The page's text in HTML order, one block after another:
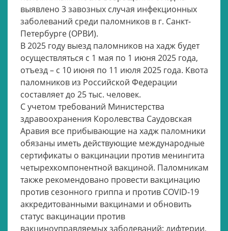
выявлено 3 завозных случая инфекционных
заболеваний среди паломников в г. Санкт-
Петербурге (ОРВИ).
В 2025 году выезд паломников на хадж будет
осуществляться с 1 мая по 1 июня 2025 года,
отъезд – с 10 июня по 11 июля 2025 года. Квота
паломников из Российской Федерации
составляет до 25 тыс. человек.
С учетом требований Министерства
здравоохранения Королевства Саудовская
Аравия все прибывающие на хадж паломники
обязаны иметь действующие международные
сертификаты о вакцинации против менингита
четырехкомпонентной вакциной. Паломникам
также рекомендовано провести вакцинацию
против сезонного гриппа и против COVID-19
аккредитованными вакцинами и обновить
статус вакцинации против
вакциноуправляемых заболеваний: дифтерии,